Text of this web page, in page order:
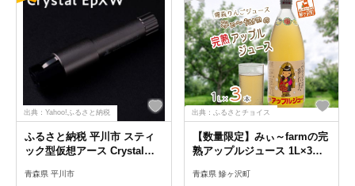
出典：Yahoo!ふるさと納税
ふるさと納税 平川市 スティ
ック型仮想アース Crystal
青森県 平川市
出典：ふるさとチョイス
【数量限定】みぃ～farmの完
熟アップルジュース 1L×3
ュース
青森県 鰺ヶ沢町